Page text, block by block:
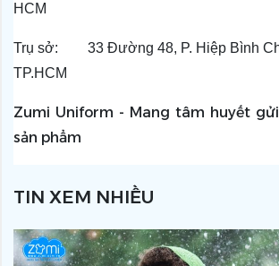
TIN XEM NHIỀU
HCM
Trụ sở:        33 Đường 48, P. Hiệp Bình
TP.HCM
Zumi Uniform - Mang tâm huyết
sản phẩm